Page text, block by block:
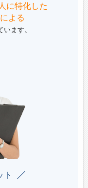
に特化した
よる
います。
ト